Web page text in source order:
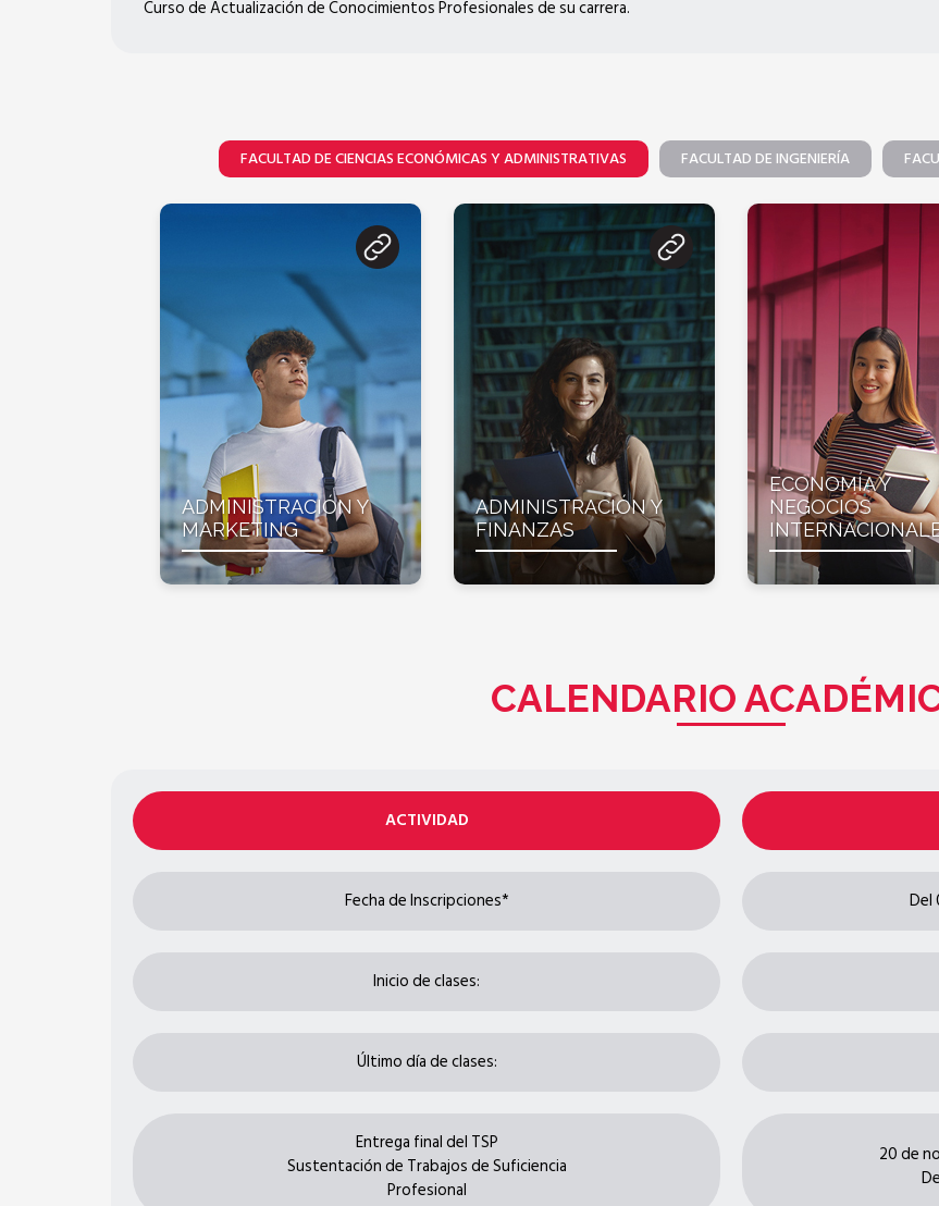
Curso de Actualización de Conocimientos Profesionales de su carrera.
FACULTAD DE CIENCIAS ECONÓMICAS Y ADMINISTRATIVAS FACULTAD DE INGENIERÍA
ADMINISTRACIÓN Y
MARKETING
ADMINISTRACIÓN Y
FINANZAS
ECONOMÍA Y
NEGOCIOS
CALENDARIO
ACTIVIDAD
Fecha de Inscripciones* Del
Inicio de clases:
Último día de clases:
Entrega final del TSP
Sustentación de Trabajos de Suficiencia
Profesional
20 de